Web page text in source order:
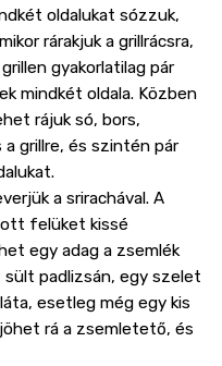
oldalukat sózzuk,
rárakjuk a grillrácsra,
gyakorlatilag pár
mindkét oldala. Közben
rájuk só, bors,
grillre, és szintén pár
a srirachával. A
felüket kissé
egy adag a zsemlék
padlizsán, egy szelet
esetleg még egy kis
rá a zsemletető, és